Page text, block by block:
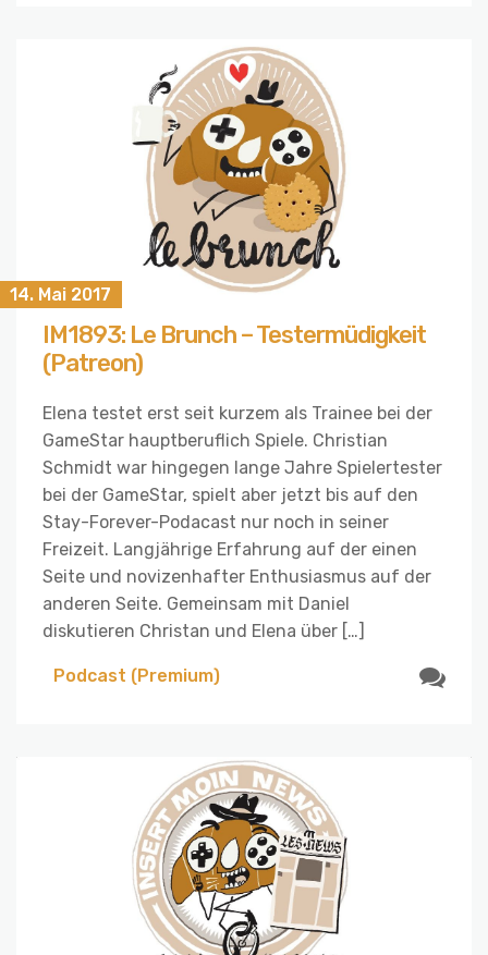
14. Mai 2017
IM1893: Le Brunch – Testermüdigkeit
(Patreon)
Elena testet erst seit kurzem als Trainee bei der
GameStar hauptberuflich Spiele. Christian
Schmidt war hingegen lange Jahre Spielertester
bei der GameStar, spielt aber jetzt bis auf den
Stay-Forever-Podacast nur noch in seiner
Freizeit. Langjährige Erfahrung auf der einen
Seite und novizenhafter Enthusiasmus auf der
anderen Seite. Gemeinsam mit Daniel
diskutieren Christan und Elena über […]
Podcast (Premium)